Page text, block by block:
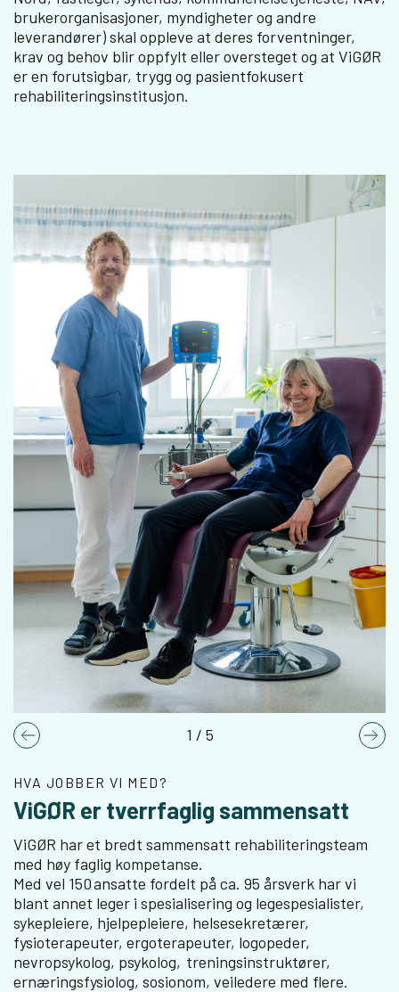
brukerorganisasjoner, myndigheter og andre
leverandører) skal oppleve at deres forventninger,
krav og behov blir oppfylt eller oversteget og at ViGØR
er en forutsigbar, trygg og pasientfokusert
rehabiliteringsinstitusjon.
HVA JOBBER VI MED?
ViGØR er tverrfaglig sammensatt
ViGØR har et bredt sammensatt rehabiliteringsteam
med høy faglig kompetanse.
Med vel 150 ansatte fordelt på ca. 95 årsverk har vi
blant annet leger i spesialisering og legespesialister,
sykepleiere, hjelpepleiere, helsesekretærer,
fysioterapeuter, ergoterapeuter, logopeder,
nevropsykolog, psykolog, treningsinstruktører,
ernæringsfysiolog, sosionom, veiledere med flere.
Previous 1 / 5